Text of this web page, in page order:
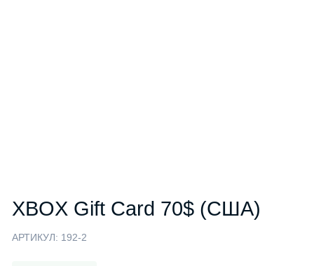
XBOX Gift Card 70$ (США)
АРТИКУЛ: 192-2